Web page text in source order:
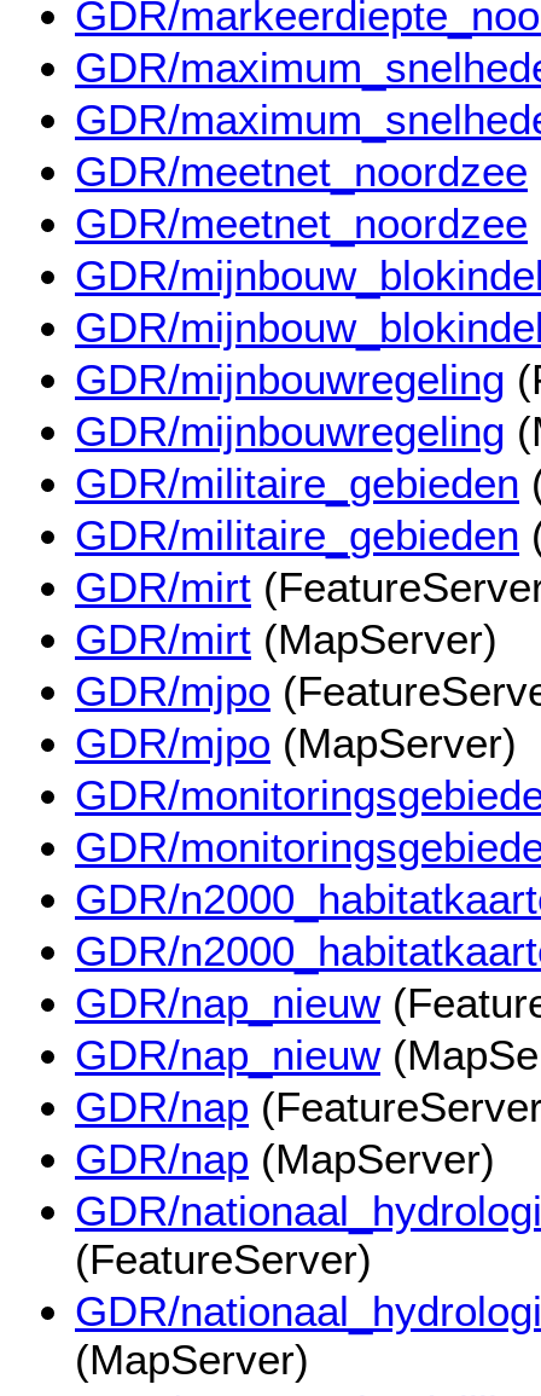
GDR/
GDR/
GDR/
GDR/meetnet_noordzee
GDR/meetnet_noordzee
GDR/
GDR/
GDR/mijnbouwregeling
GDR/mijnbouwregeling
GDR/militaire_gebieden
GDR/militaire_gebieden
GDR/mirt
GDR/mirt (MapServer)
GDR/mjpo
GDR/mjpo (MapServer)
GDR/
GDR/
GDR/
GDR/
GDR/nap_nieuw
GDR/nap_nieuw
GDR/nap
GDR/nap (MapServer)
GDR/
(FeatureServer)
GDR/
(MapServer)